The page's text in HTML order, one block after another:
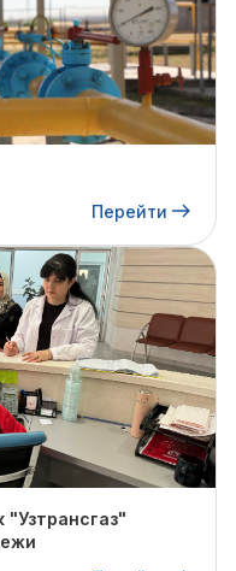
Перейти